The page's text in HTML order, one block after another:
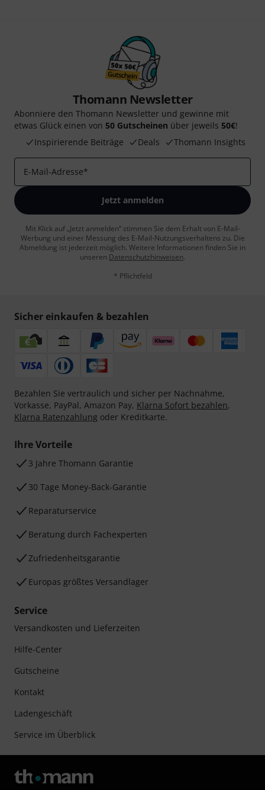
Thomann Newsletter
Abonniere den Thomann Newsletter und gewinne mit
etwas Glück einen von 50 Gutscheinen über jeweils 50€!
Inspirierende Beiträge
Deals Thomann Insights
E-Mail-Adresse*
Jetzt anmelden
Mit Klick auf „Jetzt anmelden“ stimmen Sie dem Erhalt von E-Mail-
Werbung und einer Messung des E-Mail-Nutzungsverhaltens zu. Die
Abmeldung ist jederzeit möglich. Weitere Informationen finden Sie in
unseren Datenschutzhinweisen.
* Pflichtfeld
Sicher einkaufen & bezahlen
Bezahlen Sie vertraulich und sicher per Nachnahme,
Vorkasse, PayPal, Amazon Pay, Klarna Sofort bezahlen,
Klarna Ratenzahlung oder Kreditkarte.
Ihre Vorteile
3 Jahre Thomann Garantie
30 Tage Money-Back-Garantie
Reparaturservice
Beratung durch Fachexperten
Zufriedenheitsgarantie
Europas größtes Versandlager
Service
Versandkosten und Lieferzeiten
Hilfe-Center
Gutscheine
Kontakt
Ladengeschäft
Service im Überblick